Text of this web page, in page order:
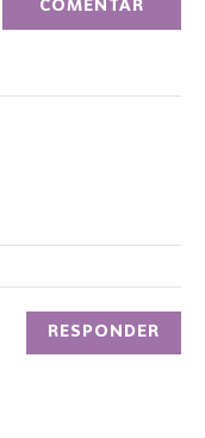
RESPONDER